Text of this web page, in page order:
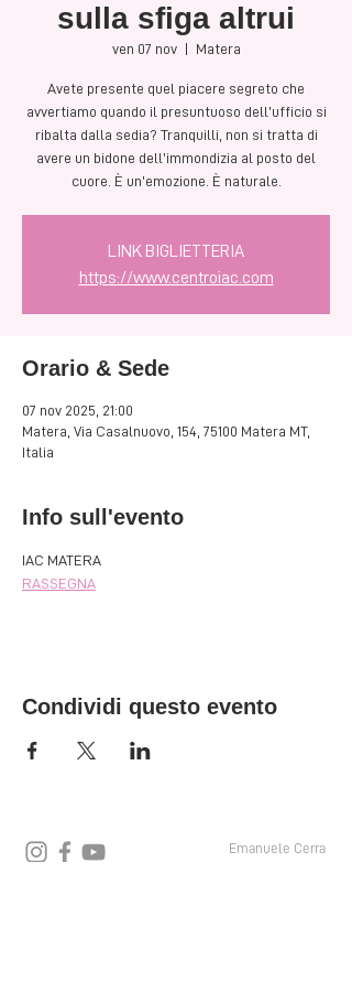
sulla sfiga altrui
ven 07 nov
  |
Matera
Avete presente quel piacere segreto che
avvertiamo quando il presuntuoso dell’ufficio si
ribalta dalla sedia? Tranquilli, non si tratta di
avere un bidone dell’immondizia al posto del
cuore. È un’emozione. È naturale.
LINK BIGLIETTERIA
https://www.centroiac.com
Orario & Sede
07 nov 2025, 21:00
Matera, Via Casalnuovo, 154, 75100 Matera MT,
Italia
Info sull'evento
IAC MATERA
RASSEGNA
Condividi questo evento
Emanuele Cerra